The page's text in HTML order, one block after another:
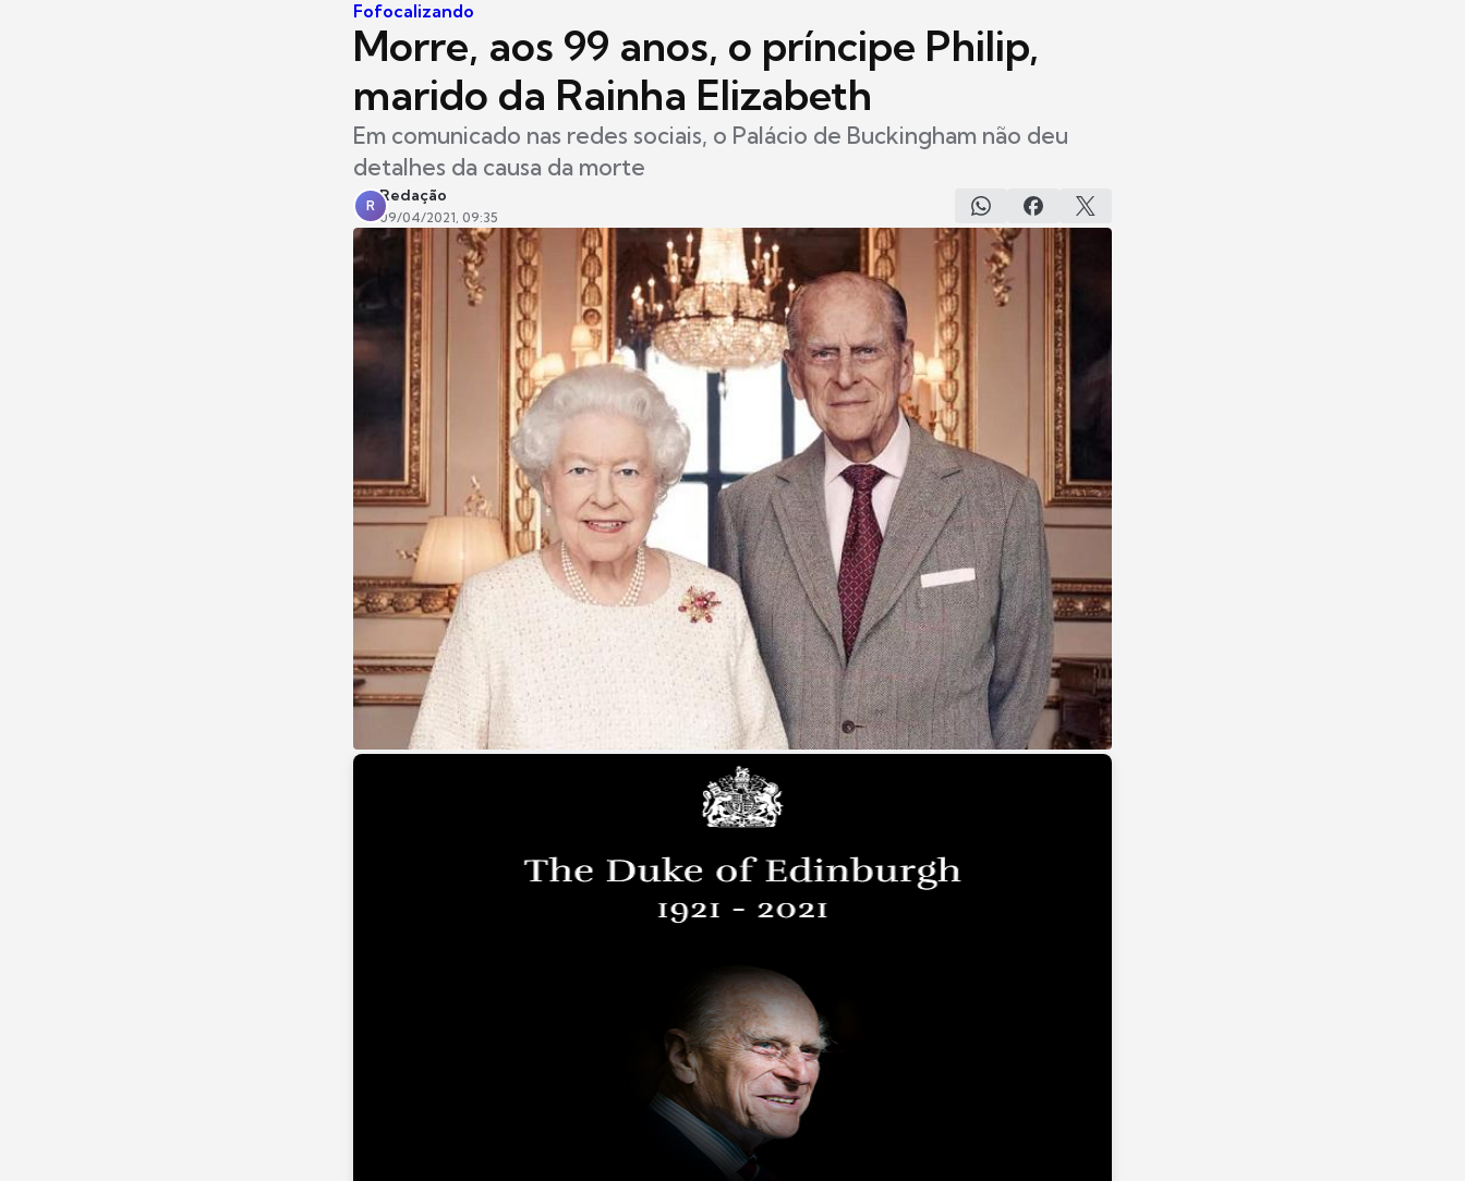
Fofocalizando
Morre, aos 99 anos, o príncipe Philip,
marido da Rainha Elizabeth
Em comunicado nas redes sociais, o Palácio de Buckingham não deu
detalhes da causa da morte
R
Redação
09/04/2021, 09:35